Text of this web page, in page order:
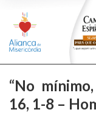
“No
16, 1-8 –